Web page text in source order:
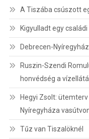
A Tiszába csúszott
Kigyulladt egy
Debrecen-
Ruszin-Szendi
honvédség a
Hegyi Zsolt:
Nyíregyháza
Tűz van Tiszalöknél